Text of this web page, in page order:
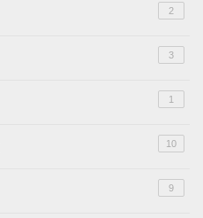
2
3
1
10
9